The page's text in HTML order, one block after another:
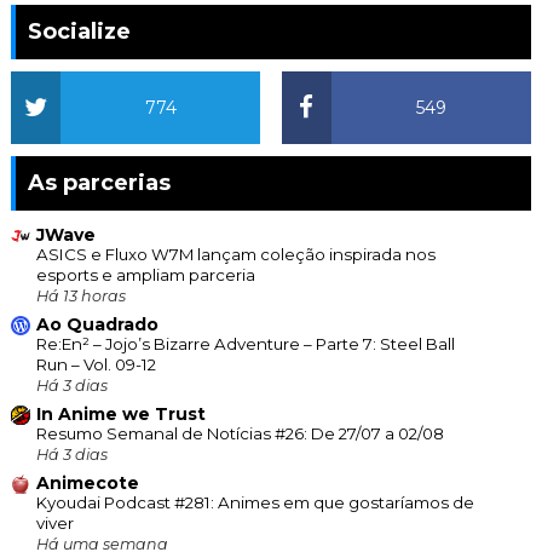
Socialize
549
774
As parcerias
JWave
ASICS e Fluxo W7M lançam coleção inspirada nos
esports e ampliam parceria
Há 13 horas
Ao Quadrado
Re:En² – Jojo’s Bizarre Adventure – Parte 7: Steel Ball
Run – Vol. 09-12
Há 3 dias
In Anime we Trust
Resumo Semanal de Notícias #26: De 27/07 a 02/08
Há 3 dias
Animecote
Kyoudai Podcast #281: Animes em que gostaríamos de
viver
Há uma semana